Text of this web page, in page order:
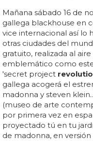
Mañana sábado 16 de
gallega blackhouse en
vice internacional así lo
otras ciudades del
gratuito, realizada al
emblemático como
'secret project
gallega acogerá el
madonna y steven
(museo de arte
por primera vez en
proyectado tú en tu
de madonna, en versión